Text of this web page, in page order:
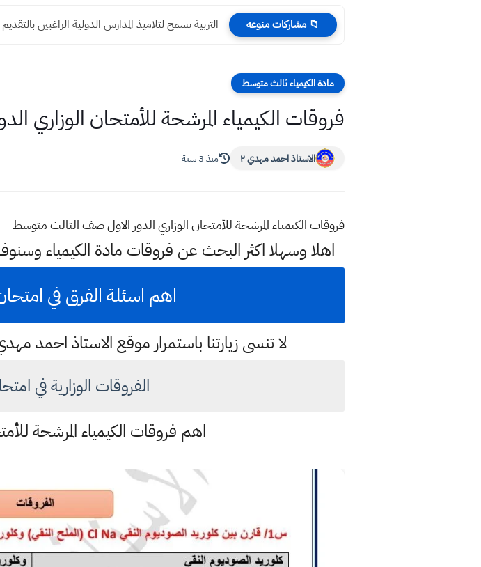
📁 مشاركات منوعه التربية تسمح لتلاميذ المدارس الدولية الراغبين
مادة الكيمياء ثالث متوسط
فروقات الكيمياء المرشحة للأمتحان الوزاري
الاستاذ احمد مهدي ٢ منذ 3 سنة
فروقات الكيمياء المرشحة للأمتحان الوزاري الدور الاول صف الثالث متوسط
اهلا وسهلا اكثر البحث عن فروقات مادة الكيمياء
اهم اسئلة الفرق في
لا تنسى زيارتنا باستمرار موقع الاستاذ
الفروقات الوزارية في
اهم فروقات الكيمياء المرشحة